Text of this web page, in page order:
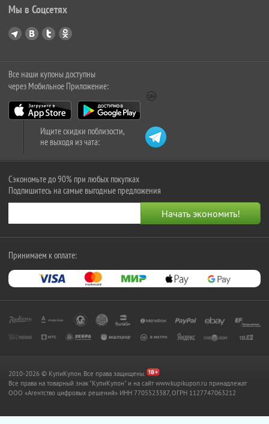
Мы в Соцсетях
Все наши купоны доступны
через Мобильное Приложение:
Ищите скидки поблизости,
не выходя из чата:
Сэкономьте до 90% при любых покупках
Подпишитесь на самые выгодные предложения
Принимаем к оплате:
2010-2026 © КупиКупон. Все права защищены.
Все права на товарный знак "КупиКупон" и на сайт www.kupikupon.ru принадлежат
OOO «Агентство цифровых решений» ИНН 7705523387, ОГРН 1127747063212